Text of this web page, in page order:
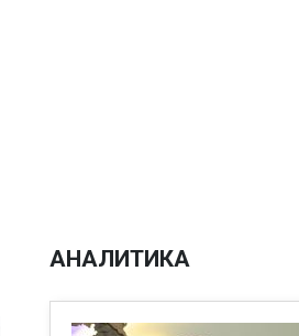
АНАЛИТИКА